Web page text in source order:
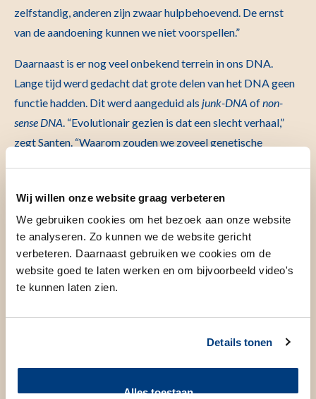
Wij willen onze website graag verbeteren
We gebruiken cookies om het bezoek aan onze website
te analyseren. Zo kunnen we de website gericht
verbeteren. Daarnaast gebruiken we cookies om de
website goed te laten werken en om bijvoorbeeld video's
te kunnen laten zien.
Details tonen
Alles toestaan
zelfstandig, anderen zijn zwaar hulpbehoevend. De ernst
van de aandoening kunnen we niet voorspellen.”
Daarnaast is er nog veel onbekend terrein in ons DNA.
Lange tijd werd gedacht dat grote delen van het DNA geen
functie hadden. Dit werd aangeduid als junk-DNA ofnon-
sense DNA. “Evolutionair gezien is dat een slecht verhaal,”
zegt Santen. “Waarom zouden we zoveel genetische
Inmiddels weten we dat juist dit DNA vaak een belangrijke
rol speelt bij het aansturen van processen zoals het
nauwkeurig reguleren van transcriptie (het omzetten van
DNA naar RNA). Steeds vaker blijken veelvoorkomende
oorzaken van ontwikkelingsstoornissen juist in deze
zogenoemde regulerende stukken DNA te liggen. Toch
gevonden. Een mogelijke verklaring is dat de aandoening
niet door één gen wordt veroorzaakt, maar door een
samenspel van meerdere genen. Zulkeniet-monogene